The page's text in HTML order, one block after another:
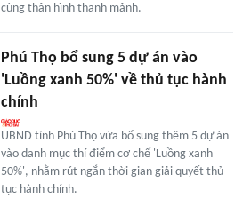
cùng thân hình thanh mảnh.
Phú Thọ bổ sung 5 dự án vào
'Luồng xanh 50%' về thủ tục hành
chính
UBND tỉnh Phú Thọ vừa bổ sung thêm 5 dự án
vào danh mục thí điểm cơ chế 'Luồng xanh
50%', nhằm rút ngắn thời gian giải quyết thủ
tục hành chính.